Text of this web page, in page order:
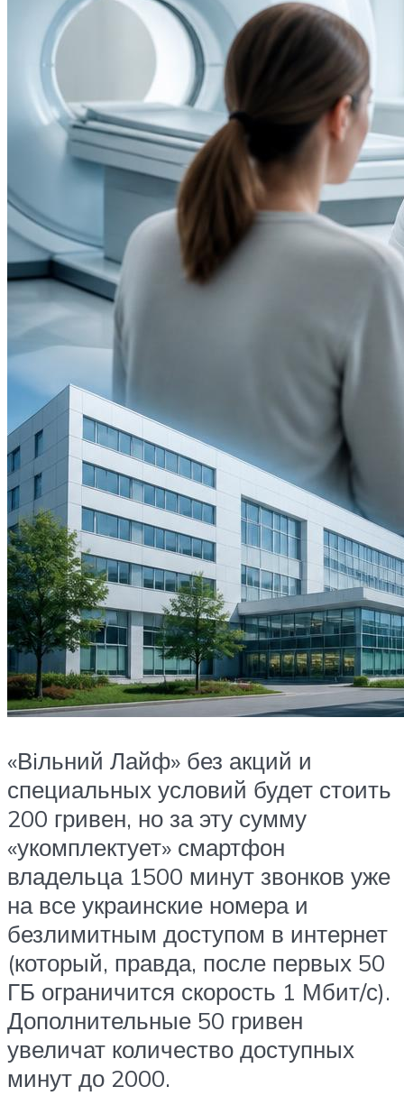
«Вiльний Лайф» без акций и
специальных условий будет стоить
200 гривен, но за эту сумму
«укомплектует» смартфон
владельца 1500 минут звонков уже
на все украинские номера и
безлимитным доступом в интернет
(который, правда, после первых 50
ГБ ограничится скорость 1 Мбит/с).
Дополнительные 50 гривен
увеличат количество доступных
минут до 2000.